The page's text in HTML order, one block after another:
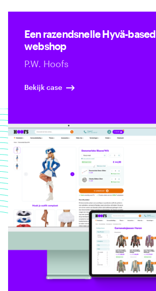
Een razendsnelle Hyvä-based
webshop
P.W. Hoofs
Bekijk case